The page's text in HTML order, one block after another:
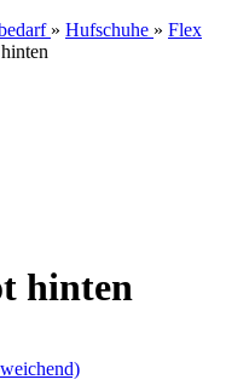
» Hufschuhe » Flex
hinten